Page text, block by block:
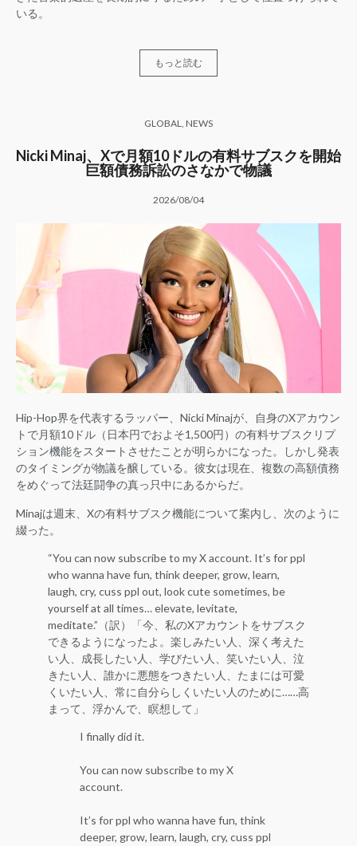
いる。
もっと読む
GLOBAL NEWS
Nicki Minaj、Xで月額10ドルの有料サブスクを開始
巨額債務訴訟のさなかで物議
2026/08/04
Hip-Hop界を代表するラッパー、Nicki Minajが、自身のXアカウン
トで月額10ドル（日本円でおよそ1,500円）の有料サブスクリプ
ション機能をスタートさせたことが明らかになった。しかし発表
のタイミングが物議を醸している。彼女は現在、複数の高額債務
をめぐって法廷闘争の真っ只中にあるからだ。
Minajは週末、Xの有料サブスク機能について案内し、次のように
綴った。
“You can now subscribe to my X account. It’s for ppl
who wanna have fun, think deeper, grow, learn,
laugh, cry, cuss ppl out, look cute sometimes, be
yourself at all times… elevate, levitate,
meditate.”（訳）「今、私のXアカウントをサブスク
できるようになったよ。楽しみたい人、深く考えた
い人、成長したい人、学びたい人、笑いたい人、泣
きたい人、誰かに悪態をつきたい人、たまには可愛
くいたい人、常に自分らしくいたい人のために……高
まって、浮かんで、瞑想して」
I finally did it.
You can now subscribe to my X
account.
It’s for ppl who wanna have fun, think
deeper, grow, learn, laugh, cry, cuss ppl